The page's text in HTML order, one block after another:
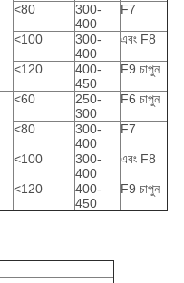
<80
300-
400
F7
<100
300-
400
এবং F8
<120
400-
450
F9 চাপুন
<60
250-
300
F6 চাপুন
<80
300-
400
F7
<100
300-
400
এবং F8
<120
400-
450
F9 চাপুন